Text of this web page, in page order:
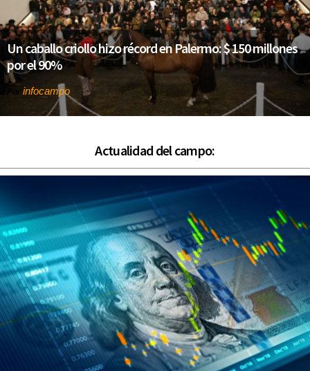
Un caballo criollo hizo récord en Palermo: $ 150 millones
por el 90%
Por infocampo
Actualidad del campo: